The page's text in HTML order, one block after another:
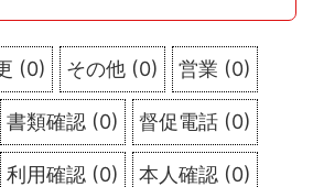
(0) その他 (0) 営業 (0)
書類確認 (0) 督促電話 (0)
利用確認 (0) 本人確認 (0)